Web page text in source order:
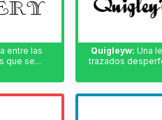
entre las
que se...
Quigleyw: Una
trazados